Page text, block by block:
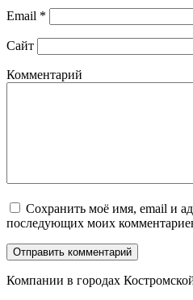
Email *
Сайт
Комментарий
Сохранить моё имя, email и
последующих моих
Компании в городах